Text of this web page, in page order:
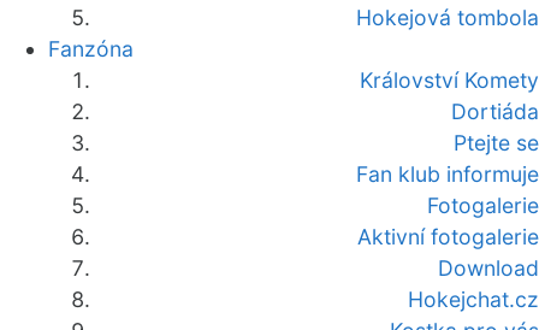
Hokejová tombola
Fanzóna
Království Komety
Dortiáda
Ptejte se
Fan klub informuje
Fotogalerie
Aktivní fotogalerie
Download
Hokejchat.cz